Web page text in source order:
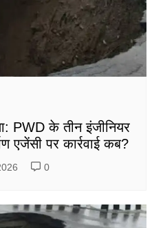
PWD के तीन इंजीनियर
एजेंसी पर कार्रवाई कब?
0